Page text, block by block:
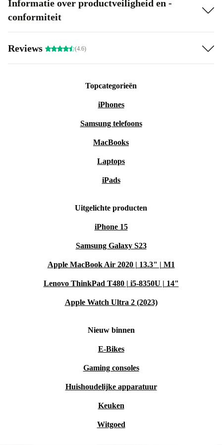
Informatie over productveiligheid en -
conformiteit
Reviews (4.6)
Topcategorieën
iPhones
Samsung telefoons
MacBooks
Laptops
iPads
Uitgelichte producten
iPhone 15
Samsung Galaxy S23
Apple MacBook Air 2020 | 13.3" | M1
Lenovo ThinkPad T480 | i5-8350U | 14"
Apple Watch Ultra 2 (2023)
Nieuw binnen
E-Bikes
Gaming consoles
Huishoudelijke apparatuur
Keuken
Witgoed